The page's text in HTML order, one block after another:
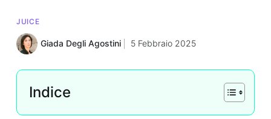
JUICE
Giada Degli Agostini 5 Febbraio 2025
Indice